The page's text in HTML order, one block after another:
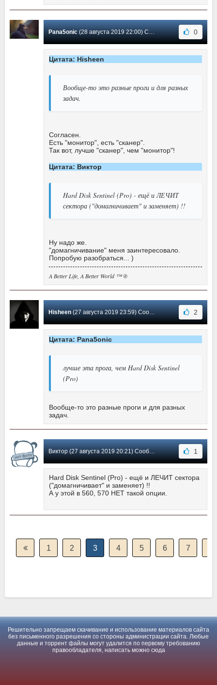
Pana5onic(28 августа 2019 22:00) Сообщение #92 0
Цитата: Hisheen
Вообще-то это разные проги и для разных
задач.
Согласен.
Есть "монитор", есть "сканер".
Так вот, лучше "сканер", чем "монитор"!
Цитата: Виктор
Hard Disk Sentinel (Pro) - ещё и ЛЕЧИТ
сектора ("домагничивает" и заменяет) !!
Ну надо же.
"домагничивание" меня заинтересовало.
Попробую разобраться... )
A Better Life, A Better World ™ ®
Hisheen(27 августа 2019 23:59) Сообщение #91 2
Цитата: Pana5onic
лучше эта прога, чем Hard Disk Sentinel
(Pro)
Вообще-то это разные проги и для разных
задач.
Виктор (27 августа 2019 20:21) Сообщение #90 1
Hard Disk Sentinel (Pro) - ещё и ЛЕЧИТ сектора
("домагничивает" и заменяет) !!
А у этой в 560, 570 НЕТ такой опции.
1 2 3 4 5 6 7
Решительно запрещаем скачивание и использование материалов сайта
без письменного разрешения со стороны администрации сайта. Любые
данные и торрент файлы могут удалится по первому требованию
правообладателя, написать можно сюда